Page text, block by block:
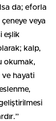
da; eforla
çeneye veya
eşlik
kalp,
okumak,
ve hayati